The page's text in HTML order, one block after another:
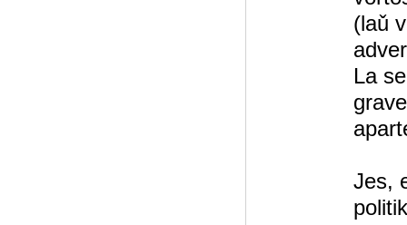
(laǔ
La
Jes,